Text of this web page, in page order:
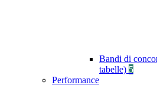
Bandi di
tabelle) 5
Performance